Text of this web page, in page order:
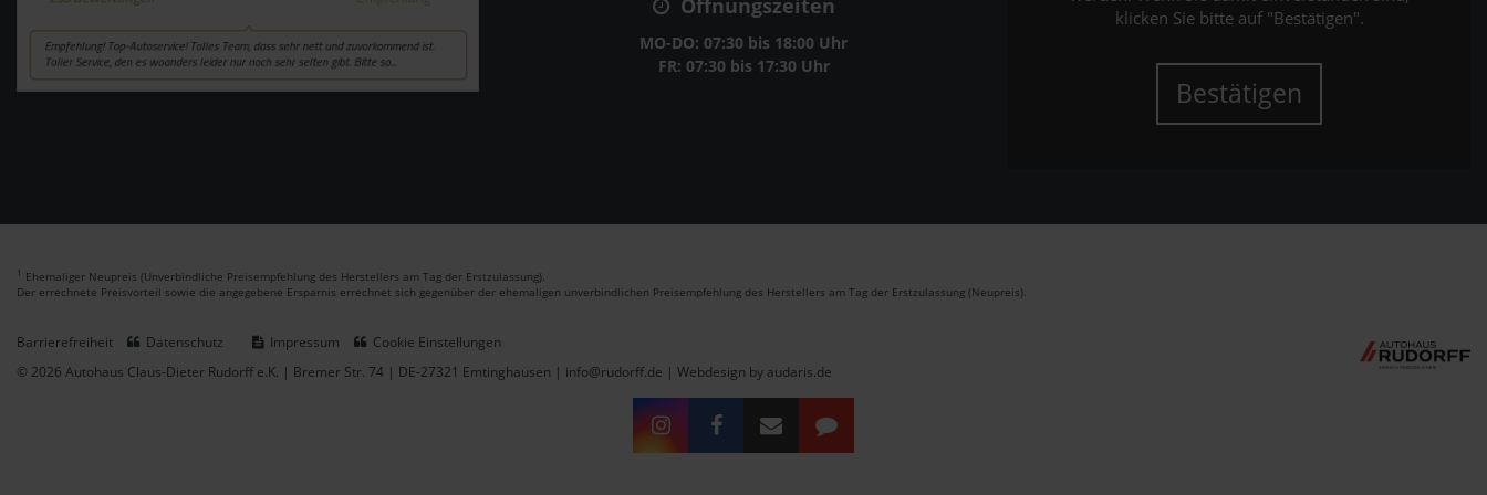
Öffnungszeiten
MO-DO: 07:30 bis 18:00 Uhr
FR: 07:30 bis 17:30 Uhr
klicken Sie bitte auf "Bestätigen".
Bestätigen
1 Ehemaliger Neupreis (Unverbindliche Preisempfehlung des Herstellers am Tag der Erstzulassung).
Der errechnete Preisvorteil sowie die angegebene Ersparnis errechnet sich gegenüber der ehemaligen unverbindlichen Preisempfehlung des Herstellers am Tag der Erstzulassung (Neupreis).
Barrierefreiheit Datenschutz Impressum
Cookie Einstellungen
© 2026 Autohaus Claus-Dieter Rudorff e.K. | Bremer Str. 74 | DE-27321 Emtinghausen | info@rudorff.de | Webdesign by audaris.de